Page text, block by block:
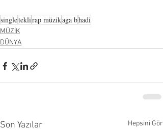
singleteklirap müzikaga bhadi
MÜZİK
DÜNYA
Son Yazılar Hepsini Gör